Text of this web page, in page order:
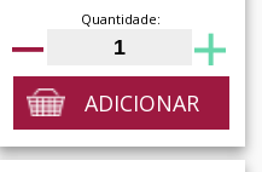
Quantidade:
ADICIONAR